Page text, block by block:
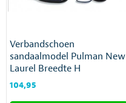
Verbandschoen
sandaalmodel Pulman New
Laurel Breedte H
104,95